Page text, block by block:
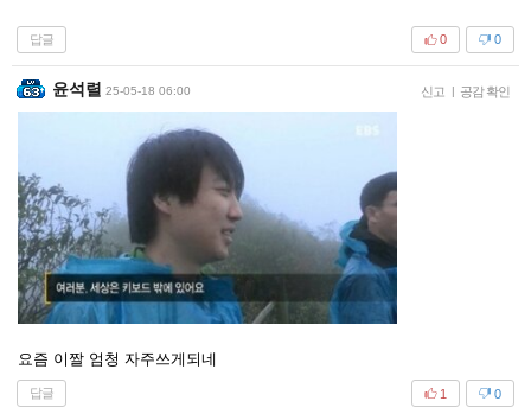
답글 0
0
윤석렬 25-05-18 06:00 신고 | 공감 확인
요즘 이짤 엄청 자주쓰게되네
답글 0
1